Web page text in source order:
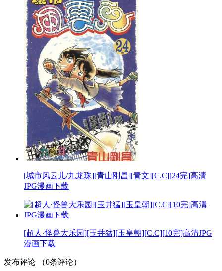
[城市风云儿/九龙珠][青山刚昌][青文][C.C][24完]高清
JPG漫画下载
[超人·怪兽大乐园][玉井猛][玉皇朝][C.C][10完]高清JPG
漫画下载
发布评论 （0条评论）